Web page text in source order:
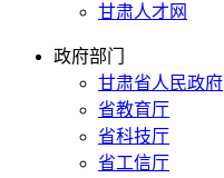
甘肃人才网
政府部门
甘肃省人民政府
省教育厅
省科技厅
省工信厅